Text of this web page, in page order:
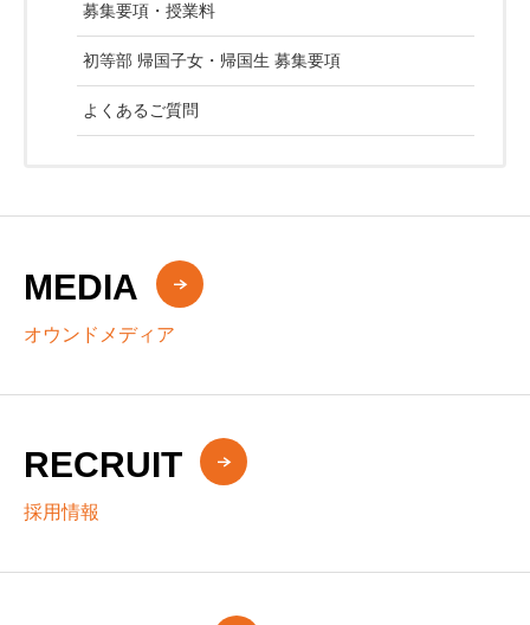
募集要項・授業料
初等部 帰国子女・帰国生 募集要項
よくあるご質問
MEDIA
オウンドメディア
RECRUIT
採用情報